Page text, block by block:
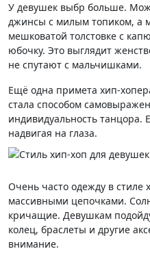
У девушек выбр больше.
джинсы с милым топиком, а
мешковатой толстовке с
юбочку. Это выглядит
не спутают с мальчишками.
Ещё одна примета хип-
стала способом
индивидуальность танцора.
надвигая на глаза.
Очень часто одежду в
массивными цепочками.
кричащие. Девушкам
колец, браслеты и другие
внимание.